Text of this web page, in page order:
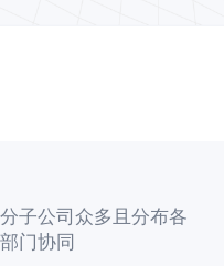
子公司众多且分布各
门协同